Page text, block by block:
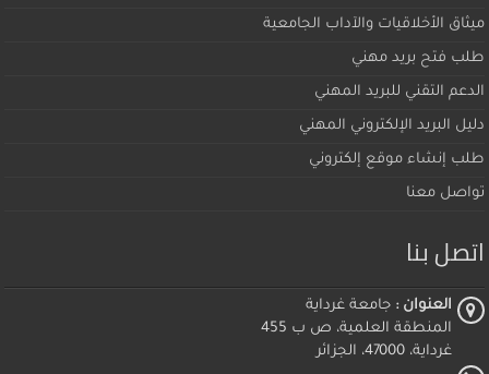
ميثاق اﻷخلاقيات والآداب الجامعية
طلب فتح بريد مهني
الدعم التقني للبريد المهني
دليل البريد الإلكتروني المهني
طلب إنشاء موقع إلكتروني
تواصل معنا
اتصل بنا
العنوان : جامعة غرداية
المنطقة العلمية، ص ب 455
غرداية، 47000، الجزائر